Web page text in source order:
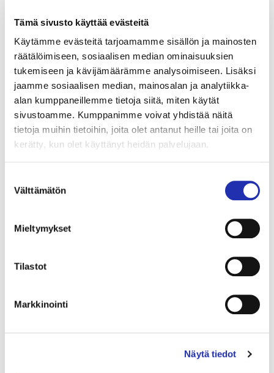
Tämä sivusto käyttää evästeitä
Käytämme evästeitä tarjoamamme sisällön ja mainosten
räätälöimiseen, sosiaalisen median ominaisuuksien
tukemiseen ja kävijämäärämme analysoimiseen. Lisäksi
jaamme sosiaalisen median, mainosalan ja analytiikka-
alan kumppaneillemme tietoja siitä, miten käytät
sivustoamme. Kumppanimme voivat yhdistää näitä
tietoja muihin tietoihin, joita olet antanut heille tai joita on
kerätty, kun olet käyttänyt heidän palvelujaan.
valinta
Välttämätön
Mieltymykset
Tilastot
Markkinointi
Näytä tiedot
Santiago de Chilessä, Savonlinnan Oopperajuhlilla,
Kansallisoopperassa sekä lukuisilla festivaaleilla
Suomessa ja Euroopassa. Tampereen Oopperassa
Kataja hurmasi viimeksi keväällä 2022Taikahuilu-
oopperan Papagenon roolissa.
La Traviata-oopperan liput ovat myynnissä
Tampere-talon lipunmyyntikanavissa. Yli 10 hengen
ryhmät voivat varata liput laittamalla sähköpostia
soittamalla puh. +358 3 243 4501 (ma–pe klo 10–
Ohjaus
Samuel Harjanne